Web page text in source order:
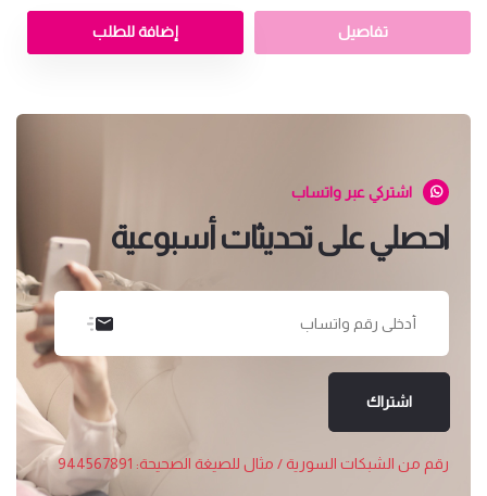
تفاصيل إضافة للطلب
اشتركي عبر واتساب
احصلي على تحديثات أسبوعية
اشتراك
رقم من الشبكات السورية / مثال للصيغة الصحيحة: 944567891